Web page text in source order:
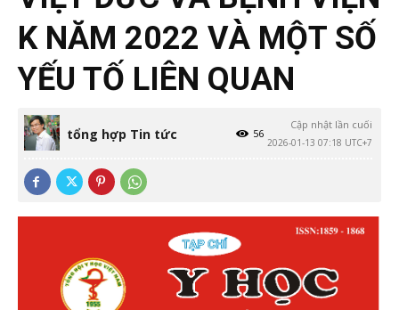
K NĂM 2022 VÀ MỘT SỐ
YẾU TỐ LIÊN QUAN
tổng hợp Tin tức
Cập nhật lần cuối
2026-01-13 07:18 UTC+7
56